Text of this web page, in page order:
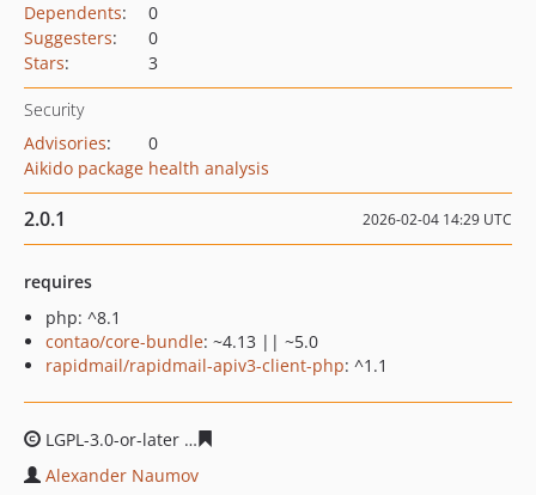
Dependents:
0
Suggesters:
0
Stars: 3
Security
Advisories:
0
Aikido package health analysis
2.0.1 2026-02-04 14:29 UTC
requires
php: ^8.1
contao/core-bundle: ~4.13 || ~5.0
rapidmail/rapidmail-apiv3-client-php: ^1.1
LGPL-3.0-or-later
Alexander Naumov